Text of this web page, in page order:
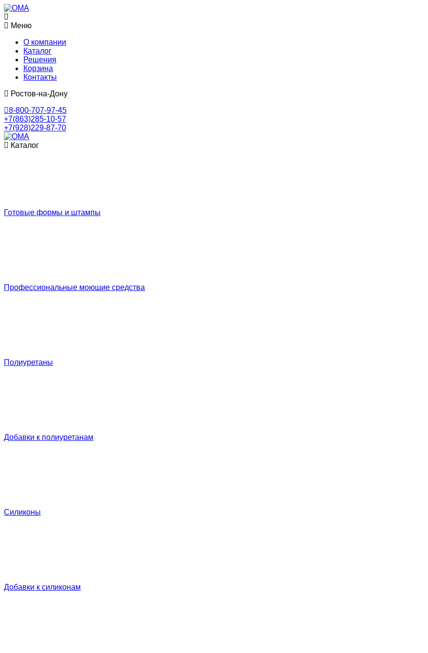
Меню
О компании
Каталог
Решения
Корзина
Контакты
Ростов-на-Дону
8-800-707-97-45
+7(863)285-10-57
+7(928)229-87-70
Каталог
Готовые формы и штампы
Профессиональные моющие средства
Полиуретаны
Добавки к полиуретанам
Силиконы
Добавки к силиконам